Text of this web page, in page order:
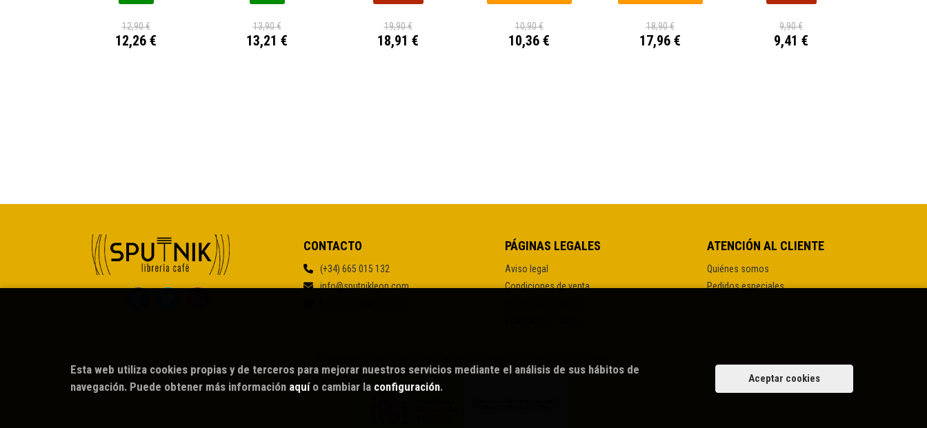
12,90 €
12,26 €
13,90 €
13,21 €
19,90 €
18,91 €
10,90 €
10,36 €
18,90 €
17,96 €
9,90 €
9,41 €
CONTACTO
(+34) 665 015 132
info@sputnikleon.com
PÁGINAS LEGALES
Aviso legal
Condiciones de venta
ATENCIÓN AL CLIENTE
Quiénes somos
Pedidos especiales
Esta web utiliza cookies propias y de terceros para mejorar nuestros servicios mediante el análisis de sus hábitos de
navegación. Puede obtener más información aquío cambiar la configuración.
Aceptar cookies